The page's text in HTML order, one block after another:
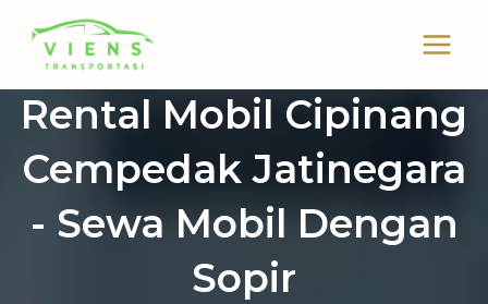
Rental Mobil Cipinang
Cempedak Jatinegara
- Sewa Mobil Dengan
Sopir